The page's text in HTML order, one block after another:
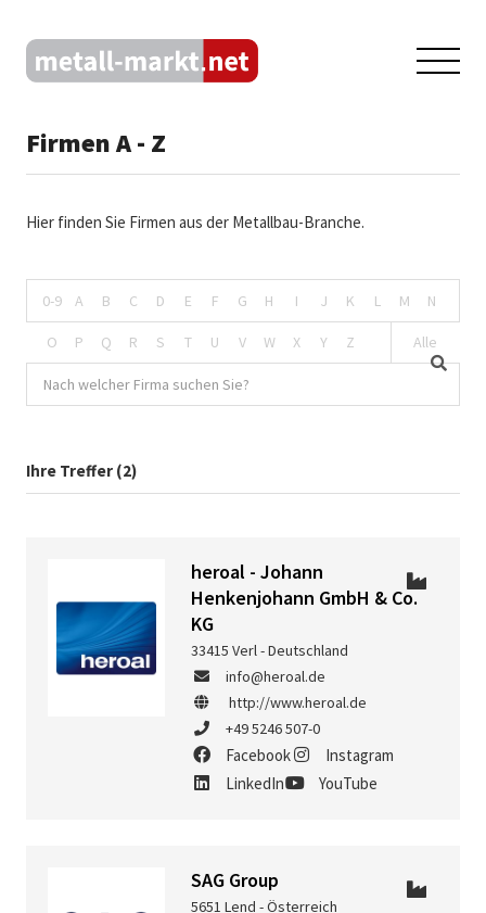
Firmen A - Z
Hier finden Sie Firmen aus der Metallbau-Branche.
0-9 A B C D E F G H I J K L M N
O P Q R S T U V W X Y Z Alle
Ihre Treffer (2)
heroal - Johann
Henkenjohann GmbH & Co.
KG
33415 Verl - Deutschland
info@heroal.de
http://www.heroal.de
+49 5246 507-0
Facebook
Instagram
LinkedIn
YouTube
SAG Group
5651 Lend - Österreich